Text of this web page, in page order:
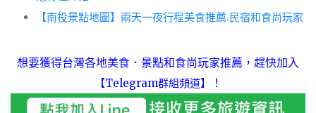
【南投景點地圖】兩天一夜行程美食推薦.民宿和食尚玩家
想要獲得台灣各地美食．景點和食尚玩家推薦，趕快加入
【Telegram群組頻道】 ！